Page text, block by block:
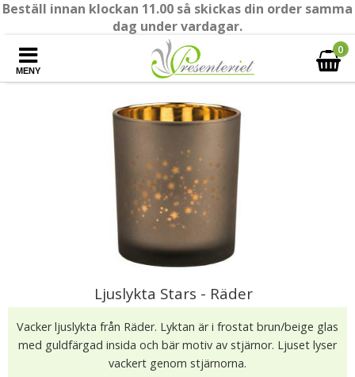
Beställ innan klockan 11.00 så skickas din order samma
dag under vardagar.
MENY
0
Ljuslykta Stars - Räder
Vacker ljuslykta från Räder. Lyktan är i frostat brun/beige glas
med guldfärgad insida och bär motiv av stjärnor. Ljuset lyser
vackert genom stjärnorna.